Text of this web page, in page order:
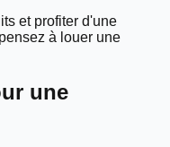
et profiter d'une
à louer une
une